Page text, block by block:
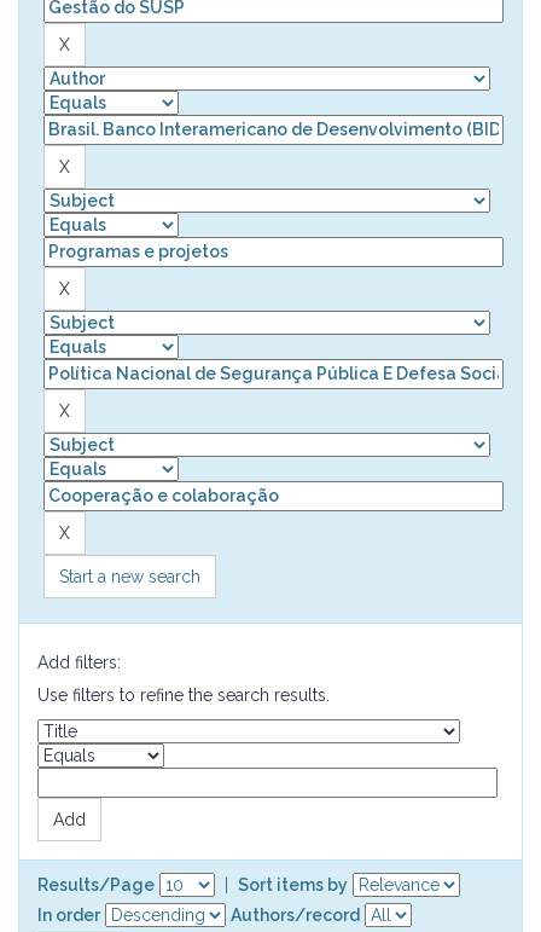
Start a new search
Add filters:
Use filters to refine the search results.
Results/Page
Sort items by
In order
Authors/record